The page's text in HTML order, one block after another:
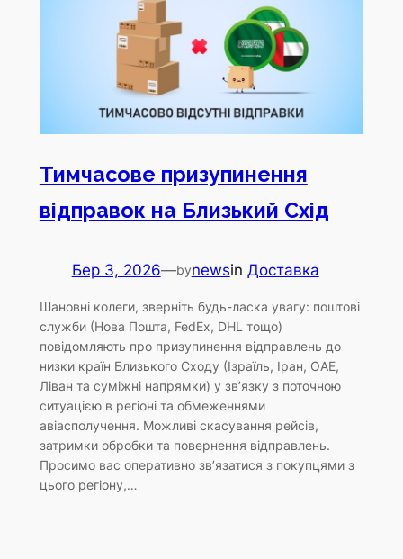
Тимчасове призупинення
відправок на Близький Схід
Бер 3, 2026—bynewsin Доставка
Шановні колеги, зверніть будь-ласка увагу: поштові
служби (Нова Пошта, FedEx, DHL тощо)
повідомляють про призупинення відправлень до
низки країн Близького Сходу (Ізраїль, Іран, ОАЕ,
Ліван та суміжні напрямки) у зв’язку з поточною
ситуацією в регіоні та обмеженнями
авіасполучення. Можливі скасування рейсів,
затримки обробки та повернення відправлень.
Просимо вас оперативно зв’язатися з покупцями з
цього регіону,…